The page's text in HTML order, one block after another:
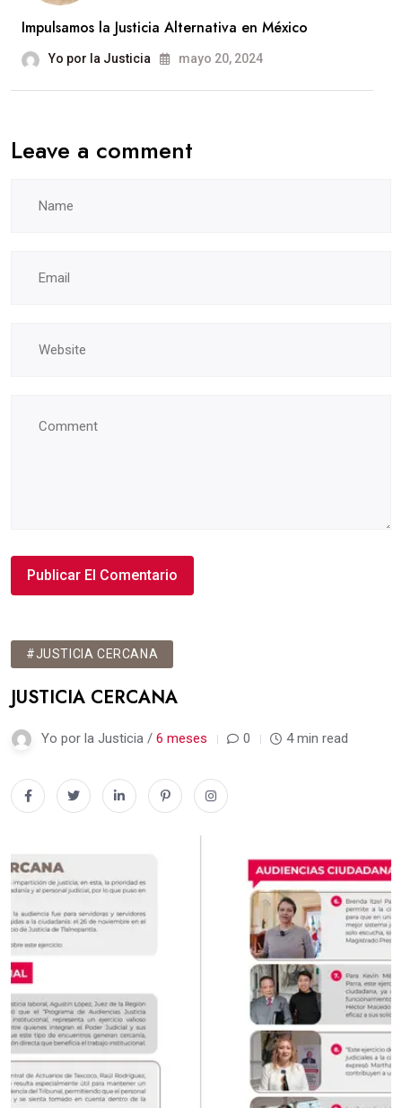
Impulsamos la Justicia Alternativa en México
Yo por la Justicia mayo 20, 2024
Leave a comment
#JUSTICIA CERCANA
JUSTICIA CERCANA
Yo por la Justicia / 6 meses 0 4 min read